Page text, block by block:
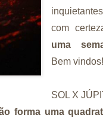
com
uma
Bem vindos!
SOL X
forma uma